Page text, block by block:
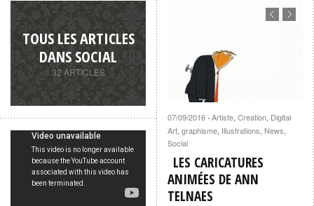
TOUS LES ARTICLES
DANS SOCIAL
32 ARTICLES
07/09/2016 · Artiste, Creation, Digital
Art, graphisme, Illustrations, News,
Social
LES CARICATURES
ANIMÉES DE ANN
TELNAES